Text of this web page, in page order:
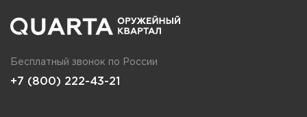
Бесплатный звонок по России
+7 (800) 222-43-21